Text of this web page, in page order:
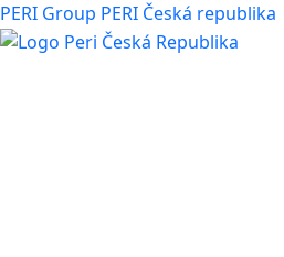
PERI Group PERI Česká republika